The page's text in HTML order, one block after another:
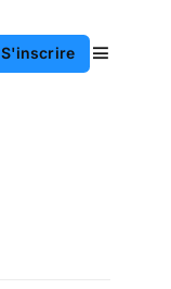
S'inscrire